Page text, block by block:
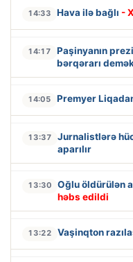
14:33 Hava ilə bağlı -
14:17
Paşinyanın
bərqərarı
14:05 Premyer
13:37
Jurnalistlərə
aparılır
13:30 Oğlu öldürülən
həbs edildi
13:22 Vaşinqton